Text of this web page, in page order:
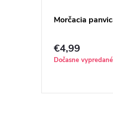
Morčacia
€4,99
Dočasne vypredané